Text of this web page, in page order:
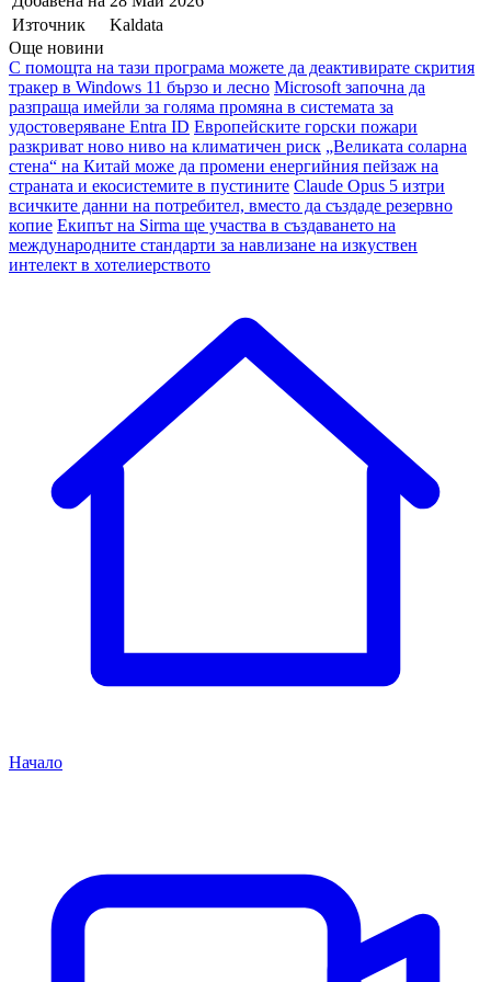
Източник
Kaldata
Още новини
С помощта на тази програма можете да деактивирате скрития
тракер в Windows 11 бързо и лесно Microsoft започна да
разпраща имейли за голяма промяна в системата за
удостоверяване Entra ID Европейските горски пожари
разкриват ново ниво на климатичен риск „Великата соларна
стена“ на Китай може да промени енергийния пейзаж на
страната и екосистемите в пустините Claude Opus 5 изтри
всичките данни на потребител, вместо да създаде резервно
копие Екипът на Sirma ще участва в създаването на
международните стандарти за навлизане на изкуствен
интелект в хотелиерството
Начало